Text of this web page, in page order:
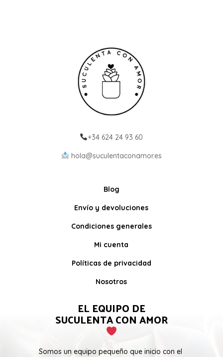
+34 624 24 93 60
hola@suculentaconamor.es
Blog
Envío y devoluciones
Condiciones generales
Mi cuenta
Políticas de privacidad
Nosotros
EL EQUIPO DE
SUCULENTA CON AMOR
Somos un equipo pequeño que inicio con el